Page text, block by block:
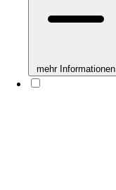
mehr Informationen